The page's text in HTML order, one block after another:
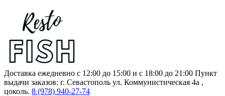
Доставка ежедневно с 12:00 до 15:00 и с 18:00 до 21:00 Пункт
выдачи заказов: г. Севастополь ул. Коммунистическая 4а ,
цоколь. 8 (978) 940-27-74